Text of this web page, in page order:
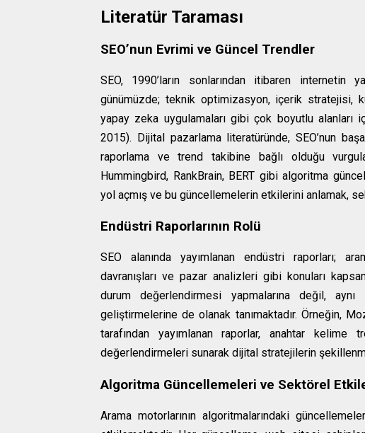
Literatür Taraması
SEO’nun Evrimi ve Güncel Trendler
SEO, 1990’ların sonlarından itibaren internetin
günümüzde; teknik optimizasyon, içerik stratejisi,
yapay zeka uygulamaları gibi çok boyutlu alanları
2015). Dijital pazarlama literatüründe, SEO’nun
raporlama ve trend takibine bağlı olduğu
Hummingbird, RankBrain, BERT gibi algoritma
yol açmış ve bu güncellemelerin etkilerini anlamak,
Endüstri Raporlarının Rolü
SEO alanında yayımlanan endüstri raporları;
davranışları ve pazar analizleri gibi konuları
durum değerlendirmesi yapmalarına değil,
geliştirmelerine de olanak tanımaktadır. Örneğin,
tarafından yayımlanan raporlar, anahtar
değerlendirmeleri sunarak dijital stratejilerin
Algoritma Güncellemeleri ve Sektörel
Arama motorlarının algoritmalarındaki